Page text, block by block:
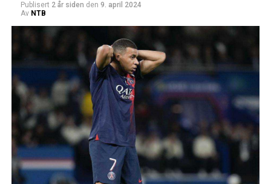
Publisert 2 år siden den 9. april 2024
Av NTB